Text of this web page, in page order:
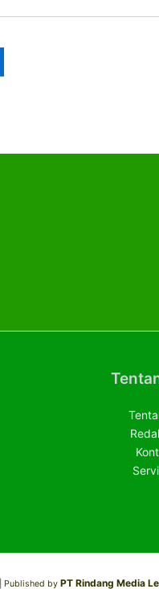
Published by PT Rindang Media